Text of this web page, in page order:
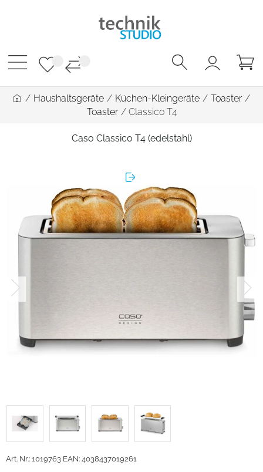
/ Haushaltsgeräte / Küchen-Kleingeräte / Toaster/
Toaster/ Classico T4
Caso Classico T4 (edelstahl)
Art. Nr.: 1019763 EAN: 4038437019261